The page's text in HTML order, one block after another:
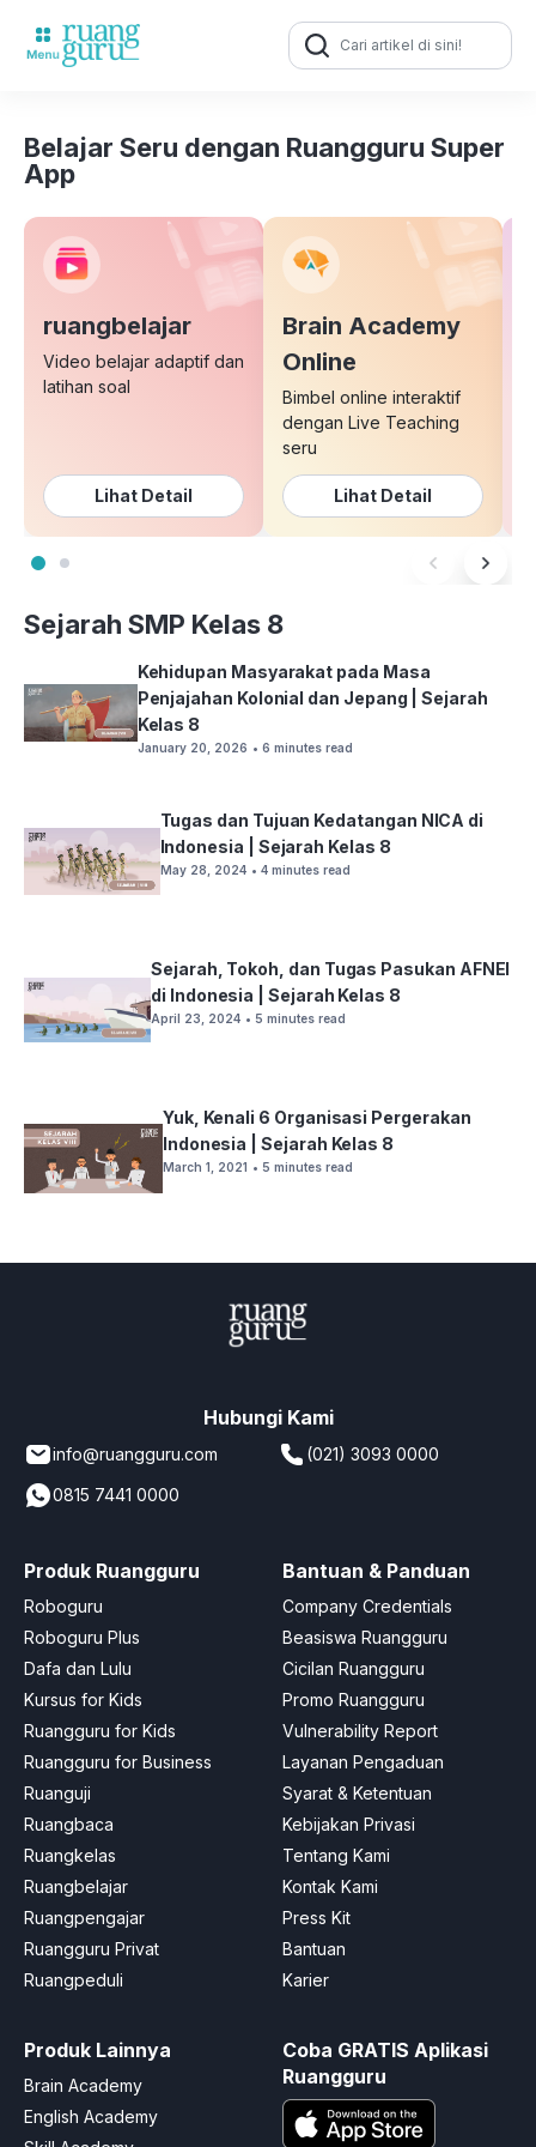
Search
for:
Belajar Seru dengan Ruangguru Super
App
ruangbelajar
Video belajar adaptif dan
latihan soal
Lihat Detail
Brain Academy
Online
Bimbel online interaktif
dengan Live Teaching
seru
Lihat Detail
Sejarah SMP Kelas 8
Kehidupan Masyarakat pada Masa
Penjajahan Kolonial dan Jepang | Sejarah
Kelas 8
January 20, 2026 • 6 minutes read
Tugas dan Tujuan Kedatangan NICA di
Indonesia | Sejarah Kelas 8
May 28, 2024 • 4 minutes read
Sejarah, Tokoh, dan Tugas Pasukan AFNEI
di Indonesia | Sejarah Kelas 8
April 23, 2024 • 5 minutes read
Yuk, Kenali 6 Organisasi Pergerakan
Indonesia | Sejarah Kelas 8
March 1, 2021 • 5 minutes read
Hubungi Kami
info@ruangguru.com
(021) 3093 0000
0815 7441 0000
Produk Ruangguru
Roboguru
Roboguru Plus
Dafa dan Lulu
Kursus for Kids
Ruangguru for Kids
Ruangguru for Business
Ruanguji
Ruangbaca
Ruangkelas
Ruangbelajar
Ruangpengajar
Ruangguru Privat
Ruangpeduli
Bantuan & Panduan
Company Credentials
Beasiswa Ruangguru
Cicilan Ruangguru
Promo Ruangguru
Vulnerability Report
Layanan Pengaduan
Syarat & Ketentuan
Kebijakan Privasi
Tentang Kami
Kontak Kami
Press Kit
Bantuan
Karier
Produk Lainnya
Brain Academy
English Academy
Coba GRATIS Aplikasi
Ruangguru